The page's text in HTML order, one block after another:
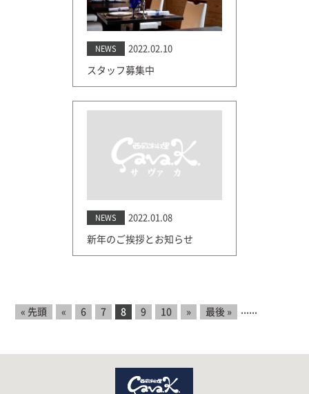
NEWS 2022.02.10
スタッフ募集中
NEWS 2022.01.08
新年のご挨拶とお知らせ
« 先頭 « ...
6 7 8 9 10 ...
» 最後 »